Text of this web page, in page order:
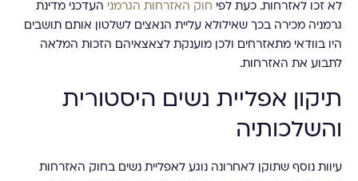
לא זכו לאזרחות. כעת לפי חוק האזרחות הגרמני העדכני מדינת
גרמניה מכירה בכך שאילולא עליית הנאצים לשלטון אותם תושבים
היו בוודאי מתאזרחים ולכן מוענקת לצאצאיהם הזכות המלאה
לתבוע את האזרחות.
תיקון אפליית נשים היסטורית
והשלכותיה
עיוות נוסף שתוקן לאחרונה נוגע לאפליית נשים בחוק האזרחות